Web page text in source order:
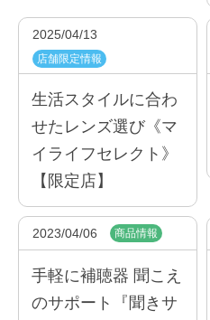
2025/04/13
店舗限定情報
生活スタイルに合わ
せたレンズ選び《マ
イライフセレクト》
【限定店】
2023/04/06 商品情報
手軽に補聴器 聞こえ
のサポート『聞きサ